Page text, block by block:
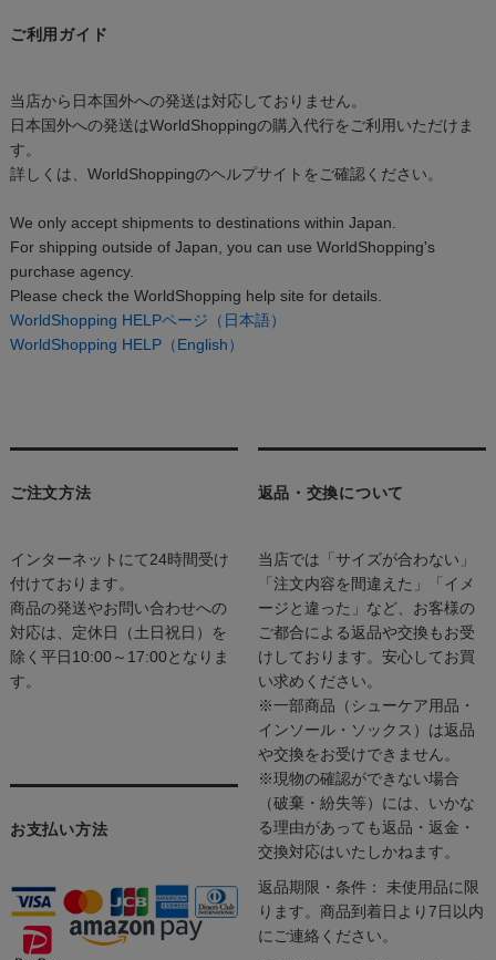
ご利用ガイド
当店から日本国外への発送は対応しておりません。
日本国外への発送はWorldShoppingの購入代行をご利用いただけま
す。
詳しくは、WorldShoppingのヘルプサイトをご確認ください。
We only accept shipments to destinations within Japan.
For shipping outside of Japan, you can use WorldShopping's
purchase agency.
Please check the WorldShopping help site for details.
WorldShopping HELPページ（日本語）
WorldShopping HELP（English）
ご注文方法
インターネットにて24時間受け
付けております。
商品の発送やお問い合わせへの
対応は、定休日（土日祝日）を
除く平日10:00～17:00となりま
す。
お支払い方法
返品・交換について
当店では「サイズが合わない」
「注文内容を間違えた」「イメ
ージと違った」など、お客様の
ご都合による返品や交換もお受
けしております。安心してお買
い求めください。
※一部商品（シューケア用品・
インソール・ソックス）は返品
や交換をお受けできません。
※現物の確認ができない場合
（破棄・紛失等）には、いかな
る理由があっても返品・返金・
交換対応はいたしかねます。
返品期限・条件： 未使用品に限
ります。商品到着日より7日以内
にご連絡ください。